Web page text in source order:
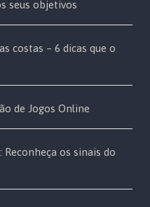
seus objetivos
costas – 6 dicas que o
de Jogos Online
Reconheça os sinais do